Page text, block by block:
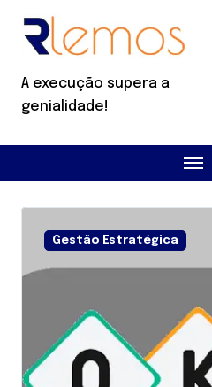
content
A execução supera a
genialidade!
IA - Inteligência Artificial